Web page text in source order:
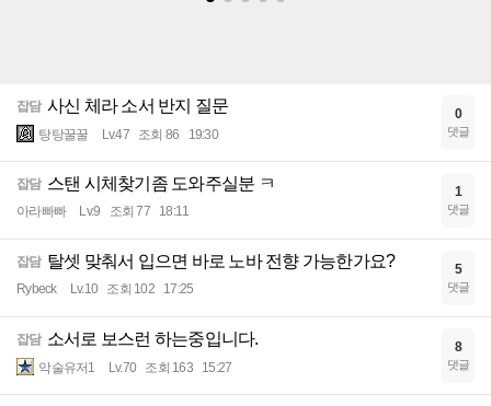
잡담 사신 체라 소서 반지 질문
탕탕꿀꿀 Lv.47 조회 86 19:30
0
댓글
잡담 스탠 시체찾기좀 도와주실분 ㅋ
아라빠빠 Lv.9 조회 77 18:11
1
댓글
잡담 탈셋 맞춰서 입으면 바로 노바 전향 가능한가요?
Rybeck Lv.10 조회 102 17:25
5
댓글
잡담 소서로 보스런 하는중입니다.
악술유저1 Lv.70 조회 163 15:27
8
댓글